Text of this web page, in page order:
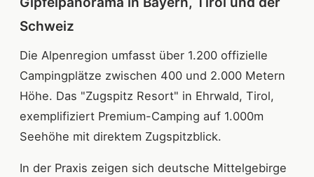
Schweiz
Die Alpenregion umfasst über 1.200 offizielle
Campingplätze zwischen 400 und 2.000 Metern
Höhe. Das "Zugspitz Resort" in Ehrwald, Tirol,
exemplifiziert Premium-Camping auf 1.000m
Seehöhe mit direktem Zugspitzblick.
In der Praxis zeigen sich deutsche Mittelgebirge